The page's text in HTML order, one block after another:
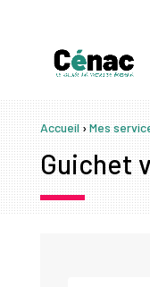
Accueil›Mes
Guichet